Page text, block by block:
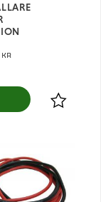
KR
Lägg till i